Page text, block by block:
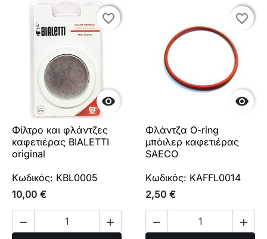

favorite_border
favorite_border
Φίλτρο και φλάντζες
καφετιέρας BIALETTI
original
Κωδικός: KBL0005
10,00 €
 

favorite_border
favorite_border
Φλάντζα O-ring
μπόιλερ καφετιέρας
SAECO
Κωδικός: KAFFL0014
2,50 €
 